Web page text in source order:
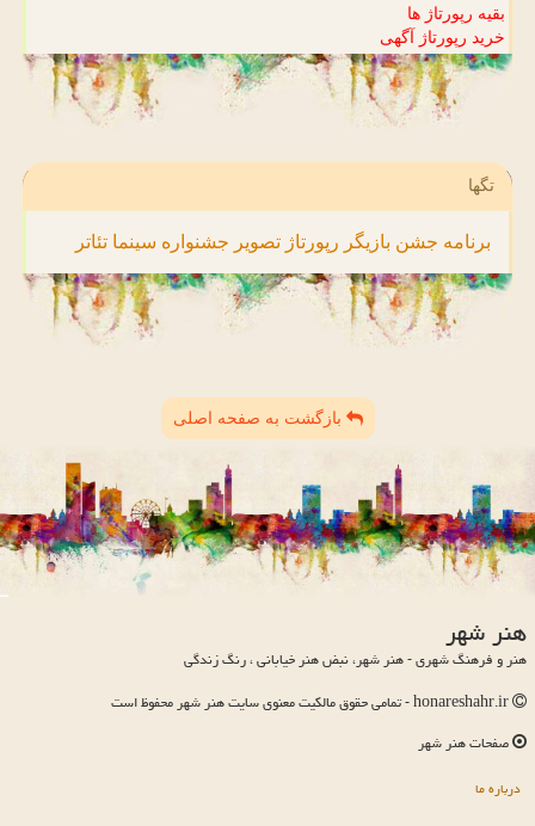
بقیه رپورتاژ ها
خرید رپورتاژ آگهی
تگها
برنامه جشن بازیگر رپورتاژ تصویر جشنواره سینما تئاتر
بازگشت به صفحه اصلی
هنر شهر
هنر و فرهنگ شهری - هنر شهر، نبض هنر خیابانی ، رنگ زندگی
صفحات هنر شهر
درباره ما